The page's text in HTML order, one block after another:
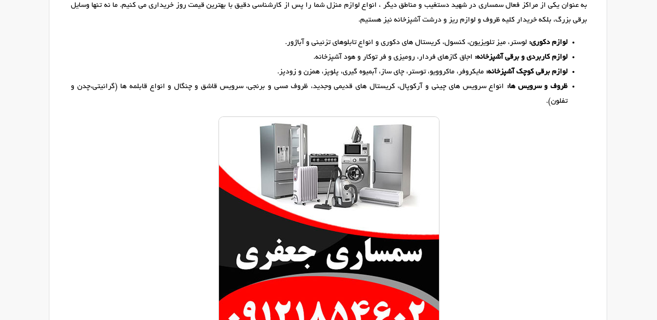
به عنوان یکی از مراکز فعال سمساری در شهید دستغیب و مناطق دیگر ، انواع لوازم منزل شما را پس از کارشناسی دقیق با بهترین قیمت روز خریداری می کنیم. ما نه تنها وسایل
برقی بزرگ، بلکه خریدار کلیه ظروف و لوازم ریز و درشت آشپزخانه نیز هستیم.
لوازم دکوری: لوستر، میز تلویزیون، کنسول، کریستال های دکوری و انواع تابلوهای تزئینی و آباژور.
لوازم کاربردی و برقی آشپزخانه: اجاق گازهای فردار، رومیزی و فر توکار و هود آشپزخانه.
لوازم برقی کوچک آشپزخانه: مایکروفر، ماکروویو، توستر، چای ساز، آبمیوه گیری، پلوپز، همزن و زودپز.
ظروف و سرویس ها: انواع سرویس های چینی و آرکوپال، کریستال های قدیمی وجدید، ظروف مسی و برنجی، سرویس قاشق و چنگال و انواع قابلمه ها (گرانیتی،چدن و
تفلون).